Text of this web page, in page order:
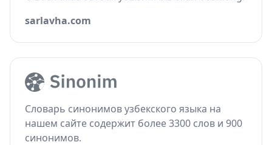
sarlavha.com
Словарь синонимов узбекского языка на
нашем сайте содержит более 3300 слов и 900
синонимов.